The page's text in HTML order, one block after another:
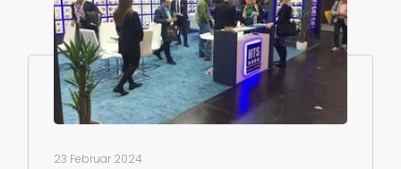
23 Februar 2024